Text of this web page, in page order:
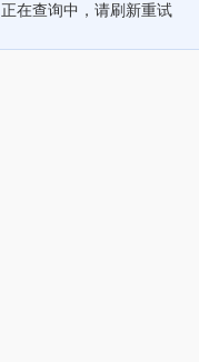
正在查询中，请刷新重试